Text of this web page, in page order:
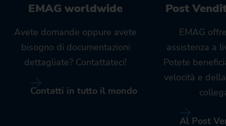
EMAG worldwide
Avete domande oppure avete
bisogno di documentazioni
dettagliate? Contattateci!
Contatti in tutto il mondo
Post
EMAG
assistenza a
Potete
velocità e
Al Post